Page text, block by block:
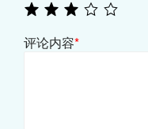
评论内容*